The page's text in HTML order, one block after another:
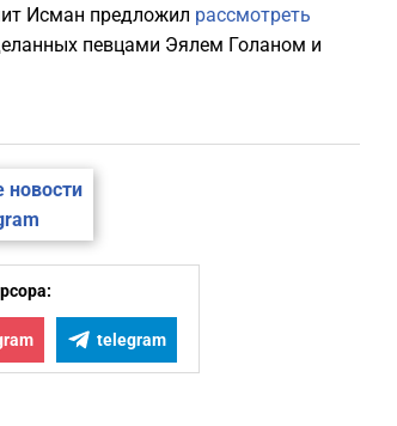
Исман предложил рассмотреть
певцами Эялем Голаном и
новости
telegram